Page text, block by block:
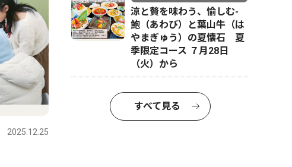
2025.12.25
涼と贅を味わう、愉しむ-
鮑（あわび）と葉山牛（は
やまぎゅう）の夏懐石 夏
季限定コース ７月28日
（火）から
すべて見る